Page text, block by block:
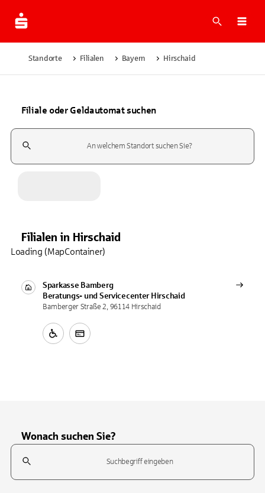
Suche
Standorte Filialen Bayern Hirschaid
Filiale oder Geldautomat suchen
Suchfeld
Filialen in Hirschaid
Sparkasse Bamberg
Beratungs- und Servicecenter Hirschaid
Bamberger Straße 2, 96114 Hirschaid
Loading (MapContainer)
Wonach suchen Sie?
Suchfeld